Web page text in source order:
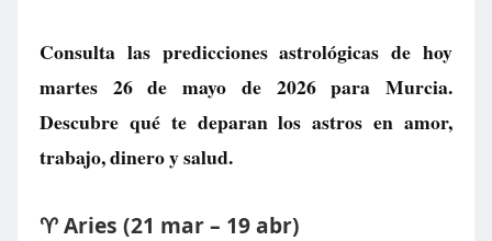
Consulta las predicciones astrológicas de hoy
martes 26 de mayo de 2026 para Murcia.
Descubre qué te deparan los astros en amor,
trabajo, dinero y salud.
♈ Aries (21 mar – 19 abr)